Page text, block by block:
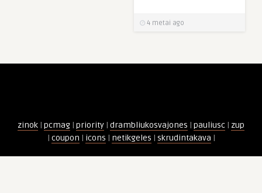
4 metai ago
zinok | pcmag | priority | drambliukosvajones | pauliusc | zup
| coupon | icons | netikgeles | skrudintakava |